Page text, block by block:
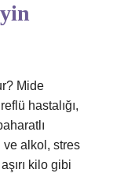
Mide
hastalığı,
ve alkol, stres
kilo gibi